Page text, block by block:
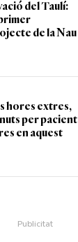
del Taulí:
de la Nau
hores extres,
per pacient
en aquest